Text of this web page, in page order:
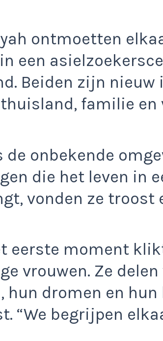
ontmoetten
een
Beiden zijn nieuw
familie en
de onbekende
die het leven in
vonden ze troost
eerste moment
vrouwen. Ze
hun dromen en hun
“We begrijpen